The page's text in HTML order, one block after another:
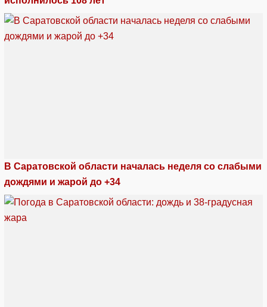
В Саратовской области началась неделя со слабыми
дождями и жарой до +34